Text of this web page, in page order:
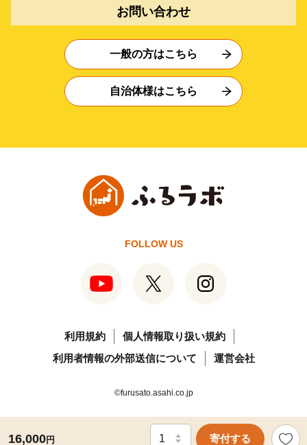
16,000円 寄付する
お問い合わせ
一般の方はこちら
自治体様はこちら
FOLLOW US
利用規約
個人情報取り扱い規約
利用者情報の外部送信について
運営会社
©furusato.asahi.co.jp